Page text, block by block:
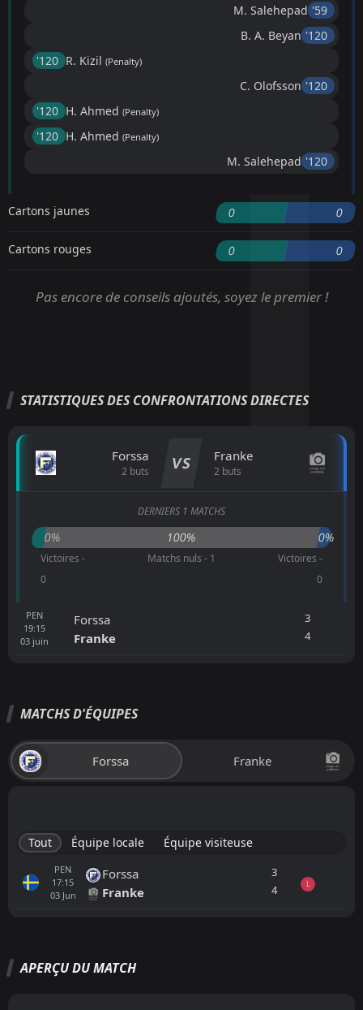
M. Salehepad '59 ︎
B. A. Beyan '120 ︎
'120 ︎ R. Kizil (Penalty)
C. Olofsson '120 ︎
'120 ︎ H. Ahmed (Penalty)
'120 ︎ H. Ahmed (Penalty)
M. Salehepad '120 ︎
Cartons jaunes 0 0
Cartons rouges 0 0
Pas encore de conseils ajoutés, soyez le premier !
STATISTIQUES DES CONFRONTATIONS DIRECTES
Forssa
2 buts VS Franke
2 buts
DERNIERS 1 MATCHS
0% 100% 0%
Victoires -
0
Matchs nuls - 1
Victoires -
0
PEN
19:15
03 juin
Forssa
Franke
3
4
MATCHS D'ÉQUIPES
Forssa Franke
Tout Équipe locale Équipe visiteuse
PEN
17:15
03 Jun
Forssa
Franke
3
4
L
APERÇU DU MATCH